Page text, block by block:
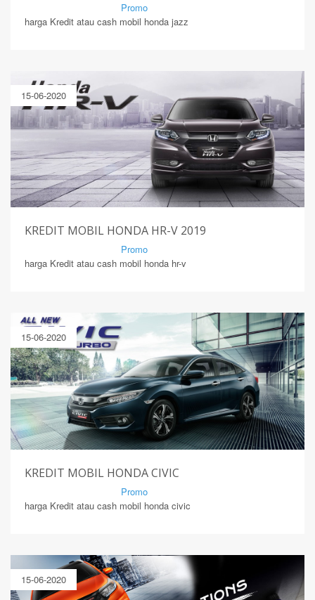
Promo
harga Kredit atau cash mobil honda jazz
15-06-2020
KREDIT MOBIL HONDA HR-V 2019
Promo
harga Kredit atau cash mobil honda hr-v
15-06-2020
KREDIT MOBIL HONDA CIVIC
Promo
harga Kredit atau cash mobil honda civic
15-06-2020